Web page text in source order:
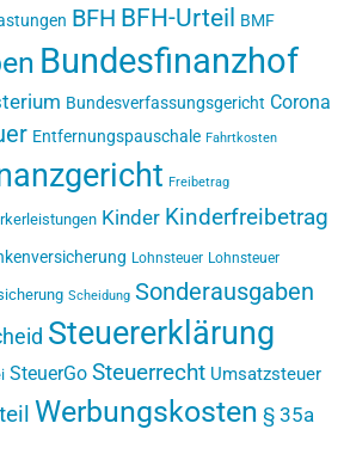
BFH BFH-Urteil BMF
Bundesfinanzhof
Bundesverfassungsgericht Corona
Entfernungspauschale Fahrtkosten
Freibetrag
Kinder Kinderfreibetrag
Lohnsteuer Lohnsteuer
Scheidung Sonderausgaben
Steuererklärung
SteuerGo Steuerrecht Umsatzsteuer
Werbungskosten § 35a